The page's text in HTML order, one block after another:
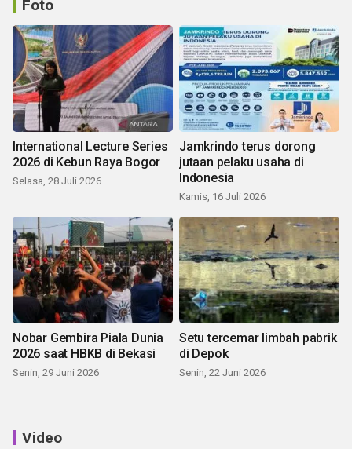
Foto
International Lecture Series
2026 di Kebun Raya Bogor
Selasa, 28 Juli 2026
Jamkrindo terus dorong
jutaan pelaku usaha di
Indonesia
Kamis, 16 Juli 2026
Nobar Gembira Piala Dunia
2026 saat HBKB di Bekasi
Senin, 29 Juni 2026
Setu tercemar limbah pabrik
di Depok
Senin, 22 Juni 2026
Video